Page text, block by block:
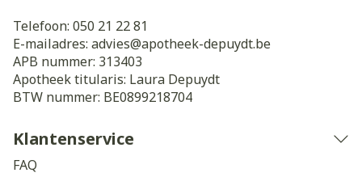
Telefoon: 050 21 22 81
E-mailadres: advies@apotheek-depuydt.be
APB nummer: 313403
Apotheek titularis: Laura Depuydt
BTW nummer: BE0899218704
Klantenservice
FAQ